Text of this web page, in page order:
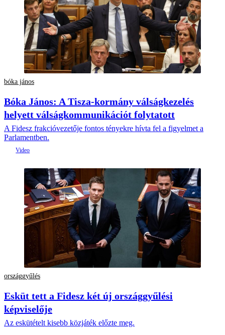
bóka jános
Bóka János: A Tisza-kormány válságkezelés
helyett válságkommunikációt folytatott
A Fidesz frakcióvezetője fontos tényekre hívta fel a figyelmet a
Parlamentben.
országgyűlés
Esküt tett a Fidesz két új országgyűlési
képviselője
Az eskütételt kisebb közjáték előzte meg.